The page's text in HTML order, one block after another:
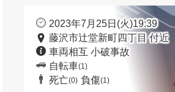
2023年7月25日(火)19:39
藤沢市辻堂新町四丁目 付近
車両相互 小破事故
自転車(1)
死亡(0) 負傷(1)